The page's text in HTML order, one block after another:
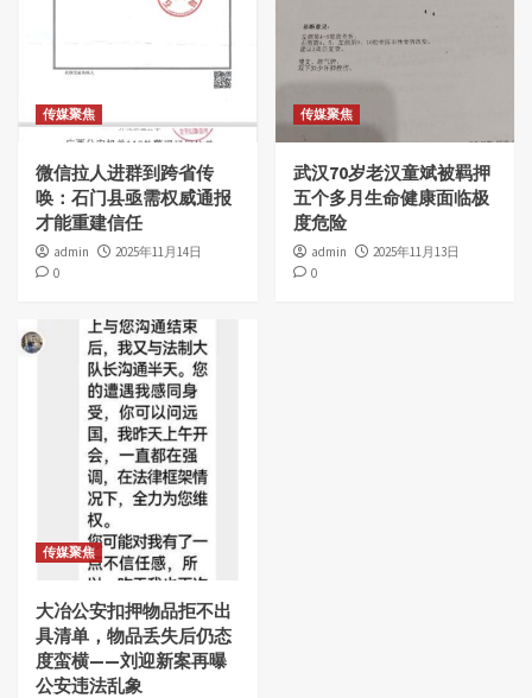
传媒聚焦
微信拉人进群到跨省传
唤：石门县亟需权威通报
才能重建信任
admin
2025年11月14日
0
传媒聚焦
武汉70岁老汉童斌被羁押
五个多月生命健康面临极
度危险
admin
2025年11月13日
0
传媒聚焦
大冶公安扣押物品拒不出
具清单，物品丢失后仍态
度蛮横——刘迎新案再曝
公安违法乱象